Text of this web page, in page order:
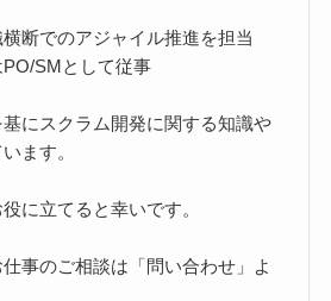
横断でのアジャイル推進を担当
PO/SMとして従事
にスクラム開発に関する知識や
ます。
に立てると幸いです。
事のご相談は「問い合わせ」よ